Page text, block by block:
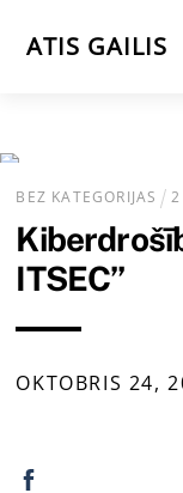
ATIS GAILIS
BEZ KATEGORIJAS
ITSEC”
OKTOBRIS 24,